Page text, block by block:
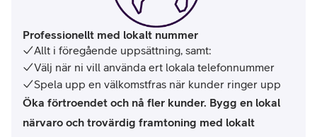
Professionellt med lokalt nummer
Allt i föregående uppsättning, samt:
Välj när ni vill använda ert lokala telefonnummer
Spela upp en välkomstfras när kunder ringer upp
Öka förtroendet och nå fler kunder. Bygg en lokal
närvaro och trovärdig framtoning med lokalt